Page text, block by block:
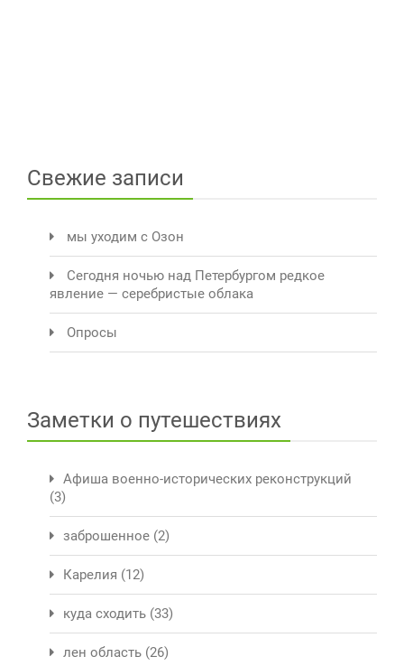
Свежие записи
мы уходим с Озон
Сегодня ночью над Петербургом редкое
явление — серебристые облака
Опросы
Заметки о путешествиях
Афиша военно-исторических реконструкций
(3)
заброшенное (2)
Карелия (12)
куда сходить (33)
лен область (26)